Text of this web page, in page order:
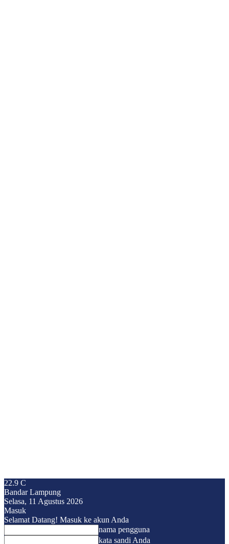
22.9 C
Bandar Lampung
Selasa, 11 Agustus 2026
Masuk
Selamat Datang! Masuk ke akun Anda
nama pengguna
kata sandi Anda